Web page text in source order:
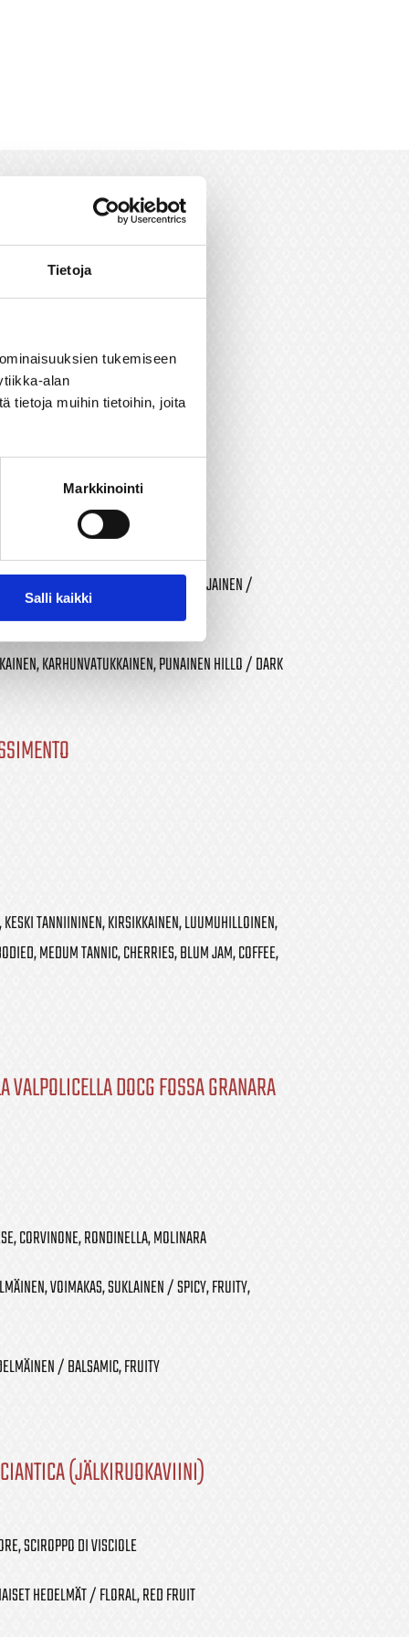
Tietoja
tukemiseen
alan
tietoja muihin tietoihin, joita
Markkinointi
Salli kaikkiHILLOINEN, HIEMAN VANILJAINEN /
VANILLA
KARHUNVATUKKAINEN, PUNAINEN HILLO / DARK
TANNIININEN, KIRSIKKAINEN, LUUMUHILLOINEN,
MEDUM TANNIC, CHERRIES, BLUM JAM, COFFEE,
VALPOLICELLA DOCG FOSSA GRANARA
CORVINONE, RONDINELLA, MOLINARA
VOIMAKAS, SUKLAINEN / SPICY, FRUITY,
/ BALSAMIC, FRUITY
(JÄLKIRUOKAVIINI)
SCIROPPO DI VISCIOLE
HEDELMÄT / FLORAL, RED FRUIT